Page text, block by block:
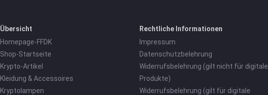
Übersicht
Homepage-FFDK
Shop-Startseite
Krypto-Artikel
Kleidung & Accessoires
Kryptolampen
Rechtliche Informationen
Impressum
Datenschutzbelehrung
Widerrufsbelehrung (gilt nicht für digitale
Produkte)
Widerrufsbelehrung (gilt für digitale